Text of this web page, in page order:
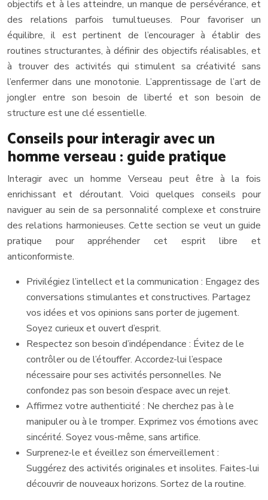
objectifs et à les atteindre, un manque de persévérance, et
des relations parfois tumultueuses. Pour favoriser un
équilibre, il est pertinent de l’encourager à établir des
routines structurantes, à définir des objectifs réalisables, et
à trouver des activités qui stimulent sa créativité sans
l’enfermer dans une monotonie. L’apprentissage de l’art de
jongler entre son besoin de liberté et son besoin de
structure est une clé essentielle.
Conseils pour interagir avec un
homme verseau : guide pratique
Interagir avec un homme Verseau peut être à la fois
enrichissant et déroutant. Voici quelques conseils pour
naviguer au sein de sa personnalité complexe et construire
des relations harmonieuses. Cette section se veut un guide
pratique pour appréhender cet esprit libre et
anticonformiste.
Privilégiez l’intellect et la communication : Engagez des
conversations stimulantes et constructives. Partagez
vos idées et vos opinions sans porter de jugement.
Soyez curieux et ouvert d’esprit.
Respectez son besoin d’indépendance : Évitez de le
contrôler ou de l’étouffer. Accordez-lui l’espace
nécessaire pour ses activités personnelles. Ne
confondez pas son besoin d’espace avec un rejet.
Affirmez votre authenticité : Ne cherchez pas à le
manipuler ou à le tromper. Exprimez vos émotions avec
sincérité. Soyez vous-même, sans artifice.
Surprenez-le et éveillez son émerveillement :
Suggérez des activités originales et insolites. Faites-lui
découvrir de nouveaux horizons. Sortez de la routine.